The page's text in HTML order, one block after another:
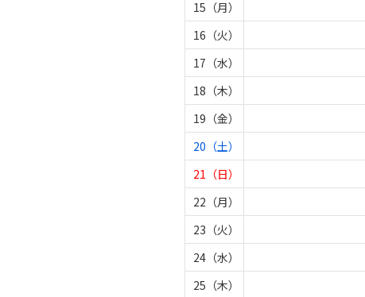
15（月）
16（火）
17（水）
18（木）
19（金）
20（土）
21（日）
22（月）
23（火）
24（水）
25（木）